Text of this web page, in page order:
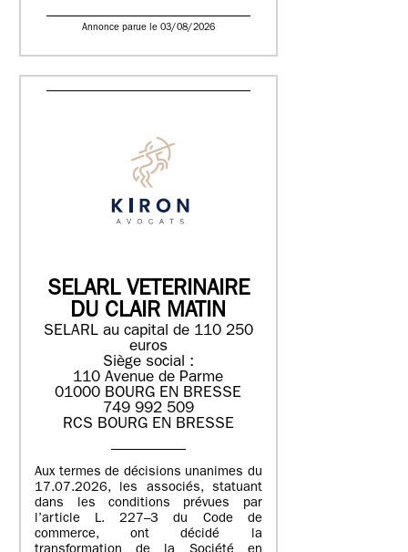
Annonce parue le 03/08/2026
SELARL VETERINAIRE
DU CLAIR MATIN
SELARL au capital de 110 250
euros
Siège social :
110 Avenue de Parme
01000 BOURG EN BRESSE
749 992 509
RCS BOURG EN BRESSE
Aux termes de décisions unanimes du
17.07.2026, les associés, statuant
dans les conditions prévues par
l’article L. 227–3 du Code de
commerce, ont décidé la